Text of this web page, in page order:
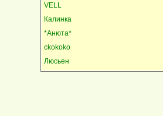
VELL
Калинка
*Анюта*
ckokoko
Люсьен